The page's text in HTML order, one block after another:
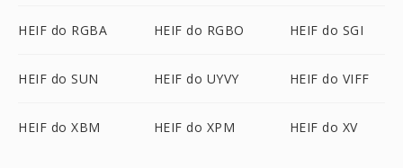
HEIF do RGBA HEIF do RGBO HEIF do SGI
HEIF do SUN HEIF do UYVY HEIF do VIFF
HEIF do XBM HEIF do XPM HEIF do XV